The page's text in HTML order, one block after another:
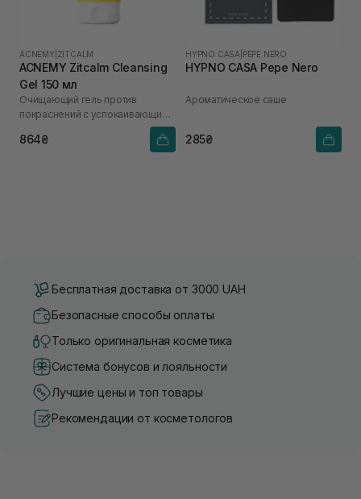
ACNEMY ZITCALM
ACNEMY Zitcalm Cleansing
Gel 150 мл
Очищающий гель против
покраснений с успокаивающим
864₴
HYPNO CASA PEPE NERO
HYPNO CASA Pepe Nero
Ароматическое саше
285₴
Бесплатная доставка от 3000 UAH
Безопасные способы оплаты
Только оригинальная косметика
Система бонусов и лояльности
Лучшие цены и топ товары
Рекомендации от косметологов